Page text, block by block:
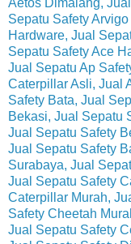
Aetos Dimalang,
Sepatu Safety
Hardware, Jual
Sepatu Safety Ace
Jual Sepatu Ap
Caterpillar Asli, Jual
Safety Bata, Jual
Bekasi, Jual Sepatu
Jual Sepatu Safety
Jual Sepatu Safety
Surabaya, Jual
Jual Sepatu Safety
Caterpillar Murah,
Safety Cheetah
Jual Sepatu Safety